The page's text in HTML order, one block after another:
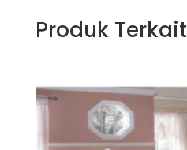
Produk Terkait